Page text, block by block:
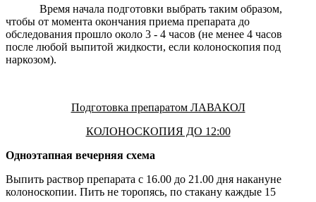
Время начала подготовки выбрать таким образом,
чтобы от момента окончания приема препарата до
обследования прошло около 3 - 4 часов (не менее 4 часов
после любой выпитой жидкости, если колоноскопия под
наркозом).
Подготовка препаратом ЛАВАКОЛ
КОЛОНОСКОПИЯ ДО 12:00
Одноэтапная вечерняя схема
Выпить раствор препарата с 16.00 до 21.00 дня накануне
колоноскопии. Пить не торопясь, по стакану каждые 15